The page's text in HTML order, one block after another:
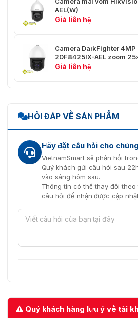
DNR 3D Đúng
Tiếp xúc
khu vực
Đúng
Cảm biến
Tối thiểu.
Chiếu
sáng
Màu sắc: 0,002 Lux
0,0002 Lux @(F1.5,
Cân bằng
Tự động/Thủ công/
bằng trắng)/Trong
50Hz: 1/1 giây đến 1/
Mặt nạ
24 mặt nạ bảo mật
Camera mái vòm
AEL(W)
Giá liên hệ
Camera DarkFighter
2DF8425IX-AEL zoom
Giá liên hệ
HỎI ĐÁP VỀ SẢN PHẨM
Hãy đặt câu hỏi cho
VietnamSmart sẽ phản hồi
Quý khách gửi câu hỏi sau
vào sáng hôm sau.
Thông tin có thể thay đổi theo
câu hỏi để nhận được cập
Quý khách hàng lưu ý về tài